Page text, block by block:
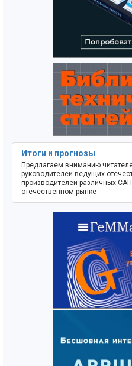
Итоги и прогнозы
Предлагаем вниманию
руководителей ведущих
производителей различных
отечественном рынке